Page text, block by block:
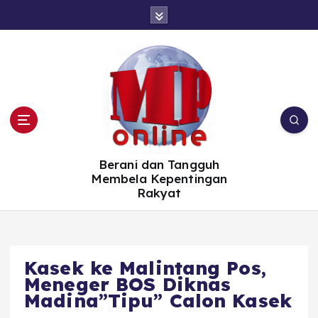
Berani dan Tangguh
Membela Kepentingan
Rakyat
Kasek ke Malintang Pos,
Meneger BOS Diknas
Madina”Tipu” Calon Kasek